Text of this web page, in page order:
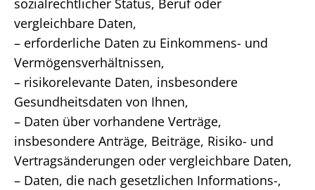
vergleichbare Daten,
– erforderliche Daten zu Einkommens- und
Vermögensverhältnissen,
– risikorelevante Daten, insbesondere
Gesundheitsdaten von Ihnen,
– Daten über vorhandene Verträge,
insbesondere Anträge, Beiträge, Risiko- und
Vertragsänderungen oder vergleichbare Daten,
– Daten, die nach gesetzlichen Informations-,